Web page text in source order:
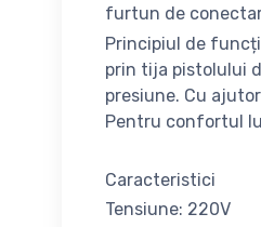
furtun de
Principiul de
prin tija pistolului
presiune. Cu
Pentru confortul
Caracteristici
Tensiune: 220V